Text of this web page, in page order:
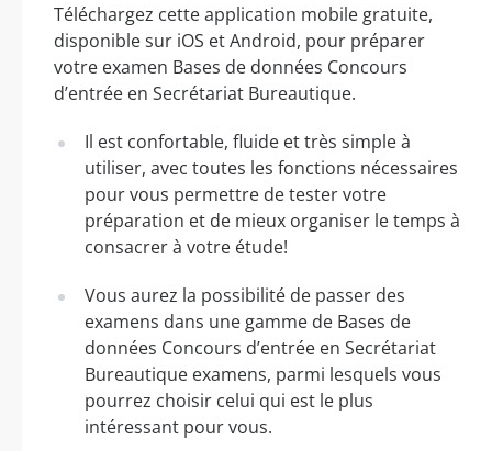
Téléchargez cette application mobile gratuite,
disponible sur iOS et Android, pour préparer
votre examen Bases de données Concours
d’entrée en Secrétariat Bureautique.
Il est confortable, fluide et très simple à
utiliser, avec toutes les fonctions nécessaires
pour vous permettre de tester votre
préparation et de mieux organiser le temps à
consacrer à votre étude!
Vous aurez la possibilité de passer des
examens dans une gamme de Bases de
données Concours d’entrée en Secrétariat
Bureautique examens, parmi lesquels vous
pourrez choisir celui qui est le plus
intéressant pour vous.